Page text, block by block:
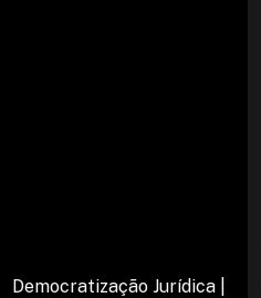
Democratização Jurídica |